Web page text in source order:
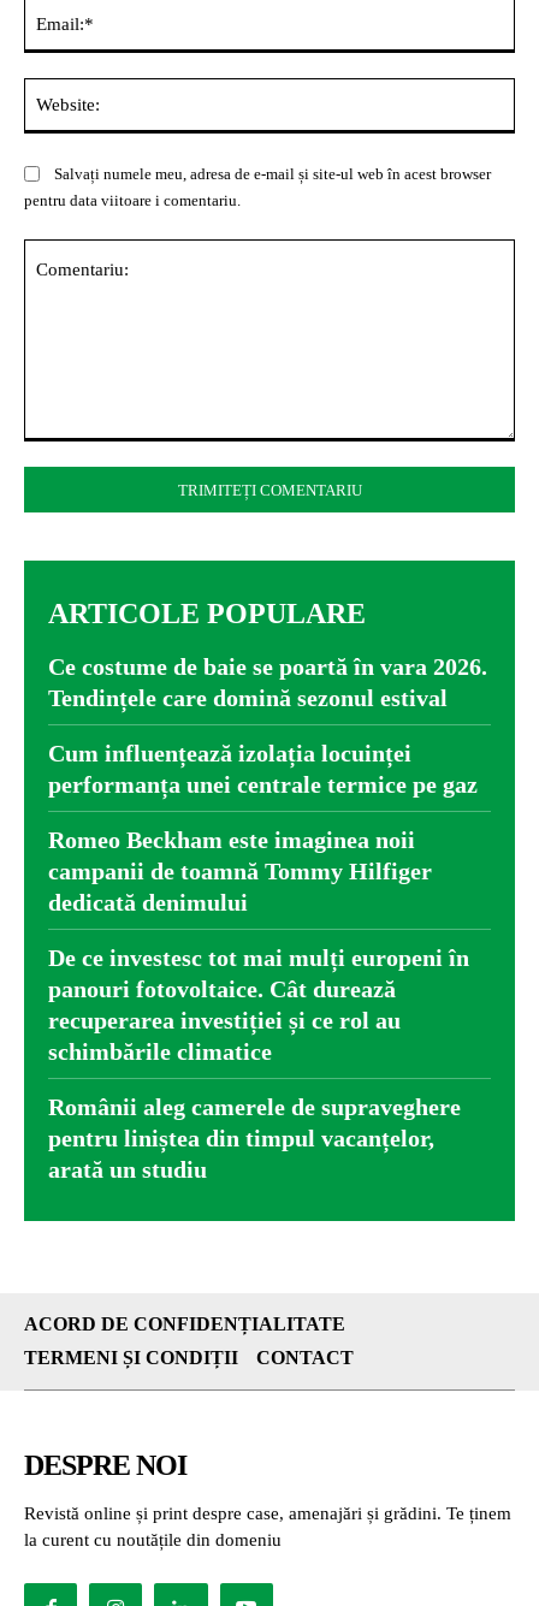
Salvați numele meu, adresa de e-mail și site-ul web în acest browser
pentru data viitoare i comentariu.
ARTICOLE POPULARE
Ce costume de baie se poartă în vara 2026.
Tendințele care domină sezonul estival
Cum influențează izolația locuinței
performanța unei centrale termice pe gaz
Romeo Beckham este imaginea noii
campanii de toamnă Tommy Hilfiger
dedicată denimului
De ce investesc tot mai mulți europeni în
panouri fotovoltaice. Cât durează
recuperarea investiției și ce rol au
schimbările climatice
Românii aleg camerele de supraveghere
pentru liniștea din timpul vacanțelor,
arată un studiu
ACORD DE CONFIDENȚIALITATE
TERMENI ȘI CONDIȚII
CONTACT
DESPRE NOI
Revistă online și print despre case, amenajări și grădini. Te ținem
la curent cu noutățile din domeniu